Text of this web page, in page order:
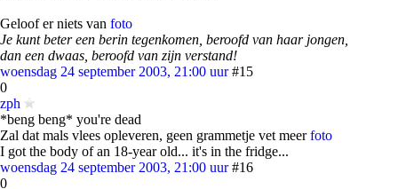
Geloof er niets van foto
Je kunt beter een berin tegenkomen, beroofd van haar jongen,
dan een dwaas, beroofd van zijn verstand!
woensdag 24 september 2003, 21:00 uur #15
0
zph
*beng beng* you're dead
Zal dat mals vlees opleveren, geen grammetje vet meerfoto
I got the body of an 18-year old... it's in the fridge...
woensdag 24 september 2003, 21:00 uur #16
0